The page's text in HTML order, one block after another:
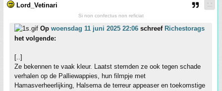
Lord_Vetinari
Si non confectus non reficiat
Op woensdag 11 juni 2025 22:06 schreef Richestorags
het volgende:
[..]
Ze bekennen te vaak kleur. Laatst stemden ze ook tegen schade
verhalen op de Palliewappies, hun filmpje met
Hamasverheerlijking, Halsema de terreur appeaser en toekomstige